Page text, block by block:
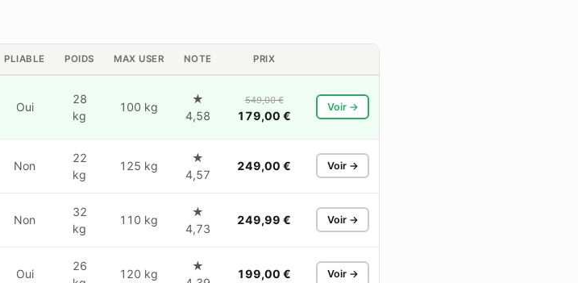
PLIABLE POIDS MAX USER NOTE PRIX
Oui
28
kg
100 kg
★
4,58
549,00 €
179,00 €
Voir →
Non
22
kg
125 kg
★
4,57
249,00 € Voir →
Non
32
kg
110 kg
★
4,73
249,99 € Voir →
Oui
26
120 kg
★
199,00 € Voir →